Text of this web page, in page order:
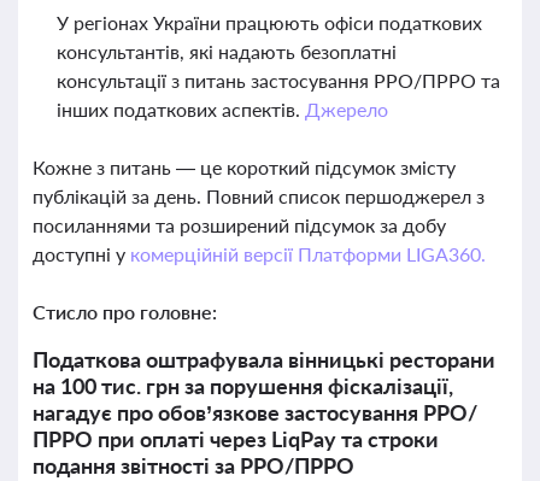
У регіонах України працюють офіси податкових
консультантів, які надають безоплатні
консультації з питань застосування РРО/ПРРО та
інших податкових аспектів. Джерело
Кожне з питань — це короткий підсумок змісту
публікацій за день. Повний список першоджерел з
посиланнями та розширений підсумок за добу
доступні у комерційній версії Платформи LIGA360.
Стисло про головне:
Податкова оштрафувала вінницькі ресторани
на 100 тис. грн за порушення фіскалізації,
нагадує про обов’язкове застосування РРО/
ПРРО при оплаті через LiqPay та строки
подання звітності за РРО/ПРРО